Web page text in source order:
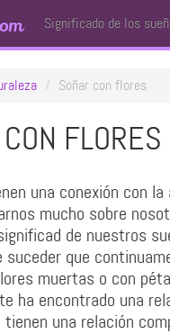
Significado de los
Soñar con flores
FLORES
una conexión con
mucho sobre
de nuestros
suceder que
muertas o con
ha encontrado una
una relación